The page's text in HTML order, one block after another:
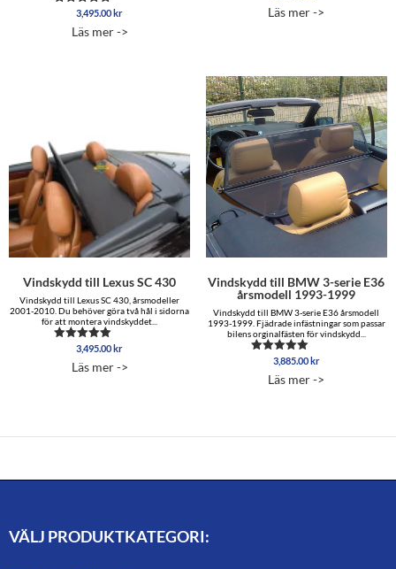
Betygsatt
av 5
3,495.00kr
Läs mer ->
Läs mer ->
Vindskydd till Lexus SC 430
Vindskydd till Lexus SC 430, årsmodeller
2001-2010. Du behöver göra två hål i sidorna
för att montera vindskyddet...
Betygsatt
av 5
3,495.00 kr
Läs mer ->
Vindskydd till BMW 3-serie E36
årsmodell 1993-1999
Vindskydd till BMW 3-serie E36 årsmodell
1993-1999. Fjädrade infästningar som passar
bilens orginalfästen för vindskydd...
Betygsatt
av 5
3,885.00 kr
Läs mer ->
VÄLJ PRODUKTKATEGORI: